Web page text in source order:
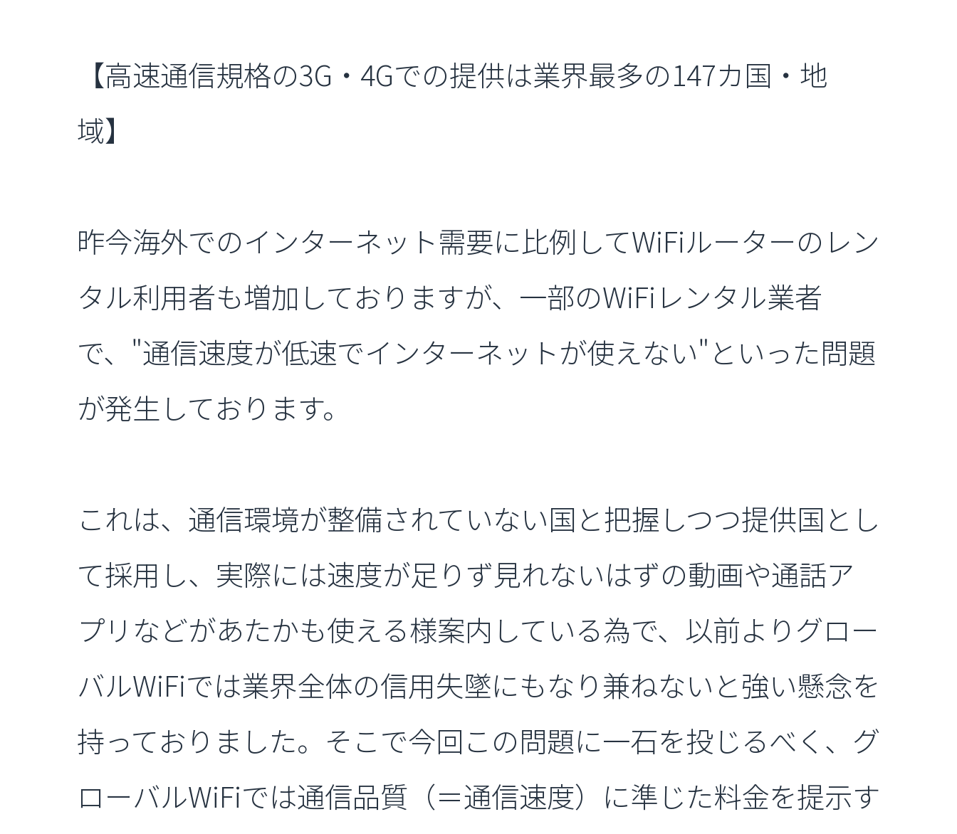
【高速通信規格の3G・4Gでの提供は業界最多の147カ国・地
域】
昨今海外でのインターネット需要に比例してWiFiルーターのレン
タル利用者も増加しておりますが、一部のWiFiレンタル業者
で、"通信速度が低速でインターネットが使えない"といった問題
が発生しております。
これは、通信環境が整備されていない国と把握しつつ提供国とし
て採用し、実際には速度が足りず見れないはずの動画や通話ア
プリなどがあたかも使える様案内している為で、以前よりグロー
バルWiFiでは業界全体の信用失墜にもなり兼ねないと強い懸念を
持っておりました。そこで今回この問題に一石を投じるべく、グ
ローバルWiFiでは通信品質（＝通信速度）に準じた料金を提示す